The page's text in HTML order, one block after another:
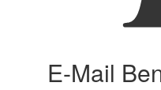
E-Mail